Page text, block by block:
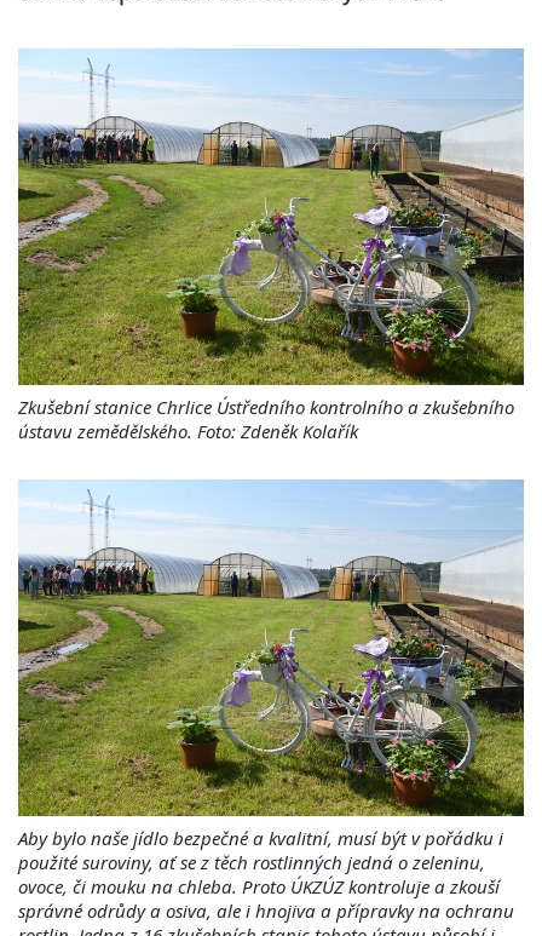
Zkušební stanice Chrlice Ústředního kontrolního a zkušebního
ústavu zemědělského. Foto: Zdeněk Kolařík
Aby bylo naše jídlo bezpečné a kvalitní, musí být v pořádku i
použité suroviny, ať se z těch rostlinných jedná o zeleninu,
ovoce, či mouku na chleba. Proto ÚKZÚZ kontroluje a zkouší
správné odrůdy a osiva, ale i hnojiva a přípravky na ochranu